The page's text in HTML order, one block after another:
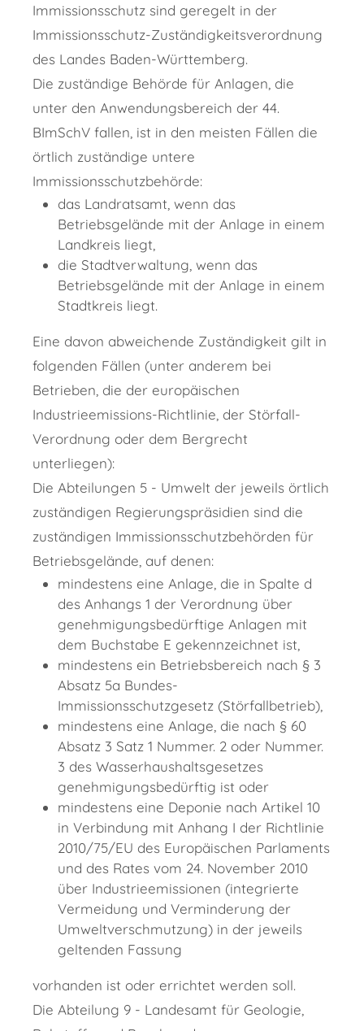
Immissionsschutz sind geregelt in der
Immissionsschutz-Zuständigkeitsverordnung
des Landes Baden-Württemberg.
Die zuständige Behörde für Anlagen, die
unter den Anwendungsbereich der 44.
BImSchV fallen, ist in den meisten Fällen die
örtlich zuständige untere
Immissionsschutzbehörde:
das Landratsamt, wenn das
Betriebsgelände mit der Anlage in einem
Landkreis liegt,
die Stadtverwaltung, wenn das
Betriebsgelände mit der Anlage in einem
Stadtkreis liegt.
Eine davon abweichende Zuständigkeit gilt in
folgenden Fällen (unter anderem bei
Betrieben, die der europäischen
Industrieemissions-Richtlinie, der Störfall-
Verordnung oder dem Bergrecht
unterliegen):
Die Abteilungen 5 - Umwelt der jeweils örtlich
zuständigen Regierungspräsidien sind die
zuständigen Immissionsschutzbehörden für
Betriebsgelände, auf denen:
mindestens eine Anlage, die in Spalte d
des Anhangs 1 der Verordnung über
genehmigungsbedürftige Anlagen mit
dem Buchstabe E gekennzeichnet ist,
mindestens ein Betriebsbereich nach § 3
Absatz 5a Bundes-
Immissionsschutzgesetz (Störfallbetrieb),
mindestens eine Anlage, die nach § 60
Absatz 3 Satz 1 Nummer. 2 oder Nummer.
3 des Wasserhaushaltsgesetzes
genehmigungsbedürftig ist oder
mindestens eine Deponie nach Artikel 10
in Verbindung mit Anhang I der Richtlinie
2010/75/EU des Europäischen Parlaments
und des Rates vom 24. November 2010
über Industrieemissionen (integrierte
Vermeidung und Verminderung der
Umweltverschmutzung) in der jeweils
geltenden Fassung
vorhanden ist oder errichtet werden soll.
Die Abteilung 9 - Landesamt für Geologie,